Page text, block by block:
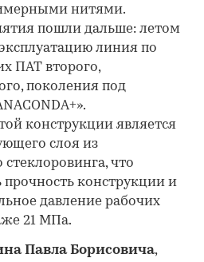
нитями.
пошли дальше: летом
линия по
ПАТ второго,
поколения под
конструкции является
слоя из
что
прочность конструкции и
давление рабочих
21 МПа.
Павла Борисовича,